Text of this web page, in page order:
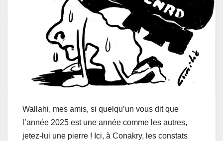
Wallahi, mes amis, si quelqu’un vous dit que
l’année 2025 est une année comme les autres,
jetez-lui une pierre ! Ici, à Conakry, les constats